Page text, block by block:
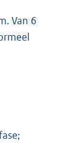
Van 6